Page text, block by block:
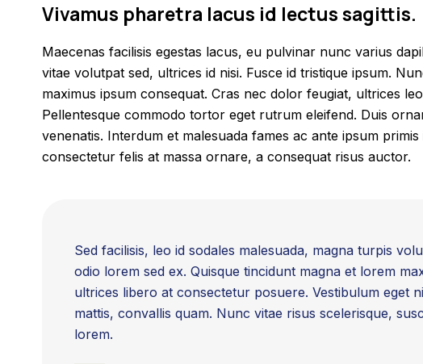
Vivamus pharetra lacus id lectus sagittis.
Maecenas facilisis egestas lacus, eu pulvinar nunc varius
vitae volutpat sed, ultrices id nisi. Fusce id tristique ipsum.
maximus ipsum consequat. Cras nec dolor feugiat, ultrices
Pellentesque commodo tortor eget rutrum eleifend. Duis
venenatis. Interdum et malesuada fames ac ante ipsum
consectetur felis at massa ornare, a consequat risus auctor.
Sed facilisis, leo id sodales malesuada, magna turpis
odio lorem sed ex. Quisque tincidunt magna et lorem
ultrices libero at consectetur posuere. Vestibulum eget
mattis, convallis quam. Nunc vitae risus scelerisque,
lorem.